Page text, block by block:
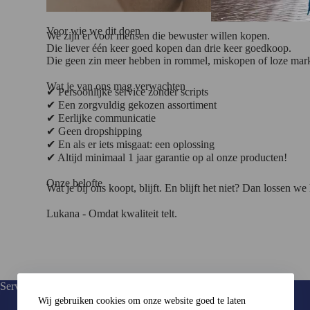
Wij gebruiken cookies om onze website goed te laten
Voor wie we dit doen
We zijn er voor mensen die bewuster willen kopen.
Die liever één keer goed kopen dan drie keer goedkoop.
Die geen zin meer hebben in rommel, miskopen of loze
Wat je van ons mag verwachten
✔ Persoonlijke service zonder scripts
✔ Een zorgvuldig gekozen assortiment
✔ Eerlijke communicatie
✔ Geen dropshipping
✔ En als er iets misgaat: een oplossing
✔ Altijd minimaal 1 jaar garantie op al onze producten!
Onze belofte
Wat je bij ons koopt, blijft. En blijft het niet? Dan lossen we
Lukana - Omdat kwaliteit telt.
Service: